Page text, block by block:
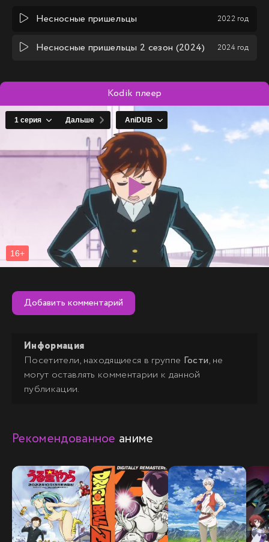
Несносные пришельцы 2022 год
Несносные пришельцы 2 сезон (2024) 2024 год
Kodik плеер
Добавить комментарий
Информация
Посетители, находящиеся в группе Гости, не
могут оставлять комментарии к данной
публикации.
Рекомендованное аниме